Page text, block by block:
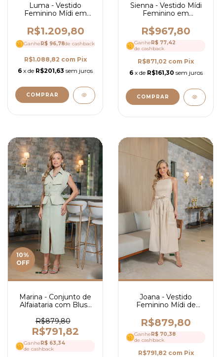
Luma - Vestido
Feminino Mídi em
Babados e Detalhes
em Guipir - Ref 4195
R$1.209,80
GanheR$ 96,78de cashback
R$1.088,82 com Pix
6 x de R$201,63 sem juros
COMPRAR
Sienna - Vestido Mídi
Feminino em
Recorte Assimétrico -
Ref 4235
R$967,80
GanheR$ 77,42
de cashback
R$871,02 com Pix
6 x de R$161,30 sem juros
COMPRAR
10%
OFF
Marina - Conjunto de
Alfaiataria com Blusa
e Saia Mídi - Ref 4252
R$879,80
R$791,82
GanheR$ 63,34
de cashback
Joana - Vestido
Feminino Mídi de
Amarração na Cintura-
Ref 4237
R$879,80
GanheR$ 70,38
de cashback
R$791,82 com Pix